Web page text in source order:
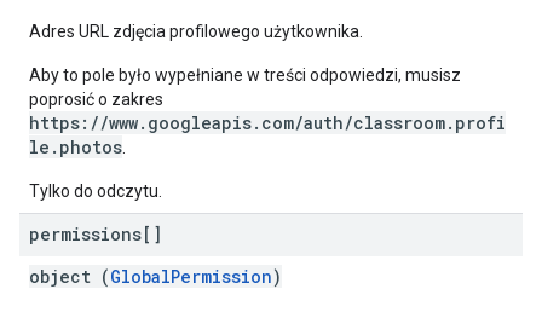
Adres URL zdjęcia profilowego użytkownika.
Aby to pole było wypełniane w treści odpowiedzi, musisz
poprosić o zakres
https://www.googleapis.com/auth/classroom.profi
le.photos
Tylko do odczytu.
permissions[]
object (GlobalPermission)